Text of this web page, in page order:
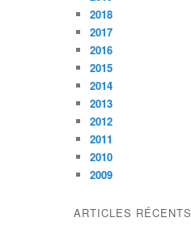
2018
2017
2016
2015
2014
2013
2012
2011
2010
2009
ARTICLES RÉCENTS